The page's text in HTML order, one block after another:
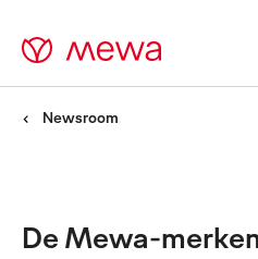
Newsroom
De Mewa-